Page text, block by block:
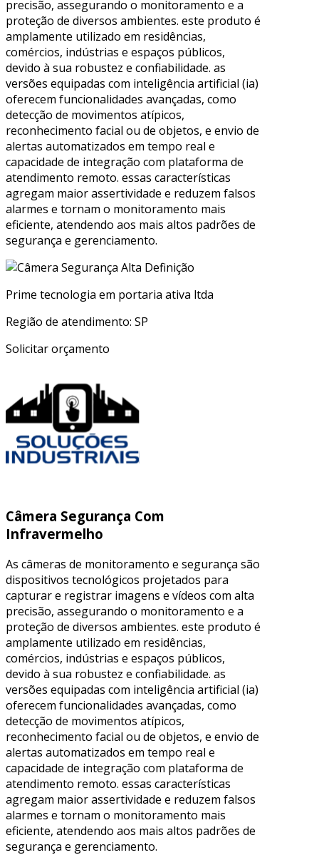
precisão, assegurando o monitoramento e a
proteção de diversos ambientes. este produto é
amplamente utilizado em residências,
comércios, indústrias e espaços públicos,
devido à sua robustez e confiabilidade. as
versões equipadas com inteligência artificial (ia)
oferecem funcionalidades avançadas, como
detecção de movimentos atípicos,
reconhecimento facial ou de objetos, e envio de
alertas automatizados em tempo real e
capacidade de integração com plataforma de
atendimento remoto. essas características
agregam maior assertividade e reduzem falsos
alarmes e tornam o monitoramento mais
eficiente, atendendo aos mais altos padrões de
segurança e gerenciamento.
Prime tecnologia em portaria ativa ltda
Região de atendimento: SP
Solicitar orçamento
Câmera Segurança Com
Infravermelho
As câmeras de monitoramento e segurança são
dispositivos tecnológicos projetados para
capturar e registrar imagens e vídeos com alta
precisão, assegurando o monitoramento e a
proteção de diversos ambientes. este produto é
amplamente utilizado em residências,
comércios, indústrias e espaços públicos,
devido à sua robustez e confiabilidade. as
versões equipadas com inteligência artificial (ia)
oferecem funcionalidades avançadas, como
detecção de movimentos atípicos,
reconhecimento facial ou de objetos, e envio de
alertas automatizados em tempo real e
capacidade de integração com plataforma de
atendimento remoto. essas características
agregam maior assertividade e reduzem falsos
alarmes e tornam o monitoramento mais
eficiente, atendendo aos mais altos padrões de
segurança e gerenciamento.